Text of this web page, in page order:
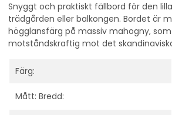
Snyggt och praktiskt fällbord för den
trädgården eller balkongen. Bordet är
högglansfärg på massiv mahogny,
motståndskraftig mot det
Färg:
Mått: Bredd: